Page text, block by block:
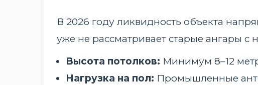
В 2026 году ликвидность объекта
уже не рассматривает старые ангары
Высота потолков: Минимум 8–12
Нагрузка на пол: Промышленные